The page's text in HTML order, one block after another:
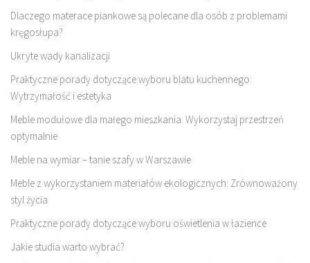
Dlaczego materace piankowe są polecane dla osób z problemami
kręgosłupa?
Ukryte wady kanalizacji
Praktyczne porady dotyczące wyboru blatu kuchennego:
Wytrzymałość i estetyka
Meble modułowe dla małego mieszkania: Wykorzystaj przestrzeń
optymalnie
Meble na wymiar – tanie szafy w Warszawie
Meble z wykorzystaniem materiałów ekologicznych: Zrównoważony
styl życia
Praktyczne porady dotyczące wyboru oświetlenia w łazience
Jakie studia warto wybrać?